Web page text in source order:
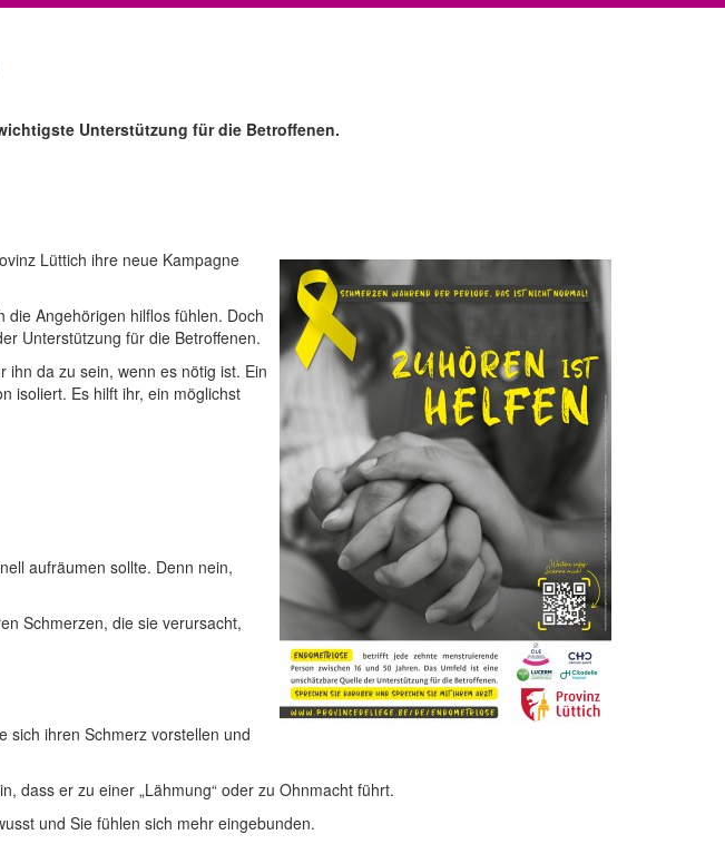
Unterstützung für die Betroffenen.
Lüttich ihre neue Kampagne
Angehörigen hilflos fühlen. Doch
Unterstützung für die Betroffenen.
da zu sein, wenn es nötig ist. Ein
isoliert. Es hilft ihr, ein möglichst
aufräumen sollte. Denn nein,
Schmerzen, die sie verursacht,
sich ihren Schmerz vorstellen und
dass er zu einer „Lähmung“ oder zu Ohnmacht führt.
und Sie fühlen sich mehr eingebunden.